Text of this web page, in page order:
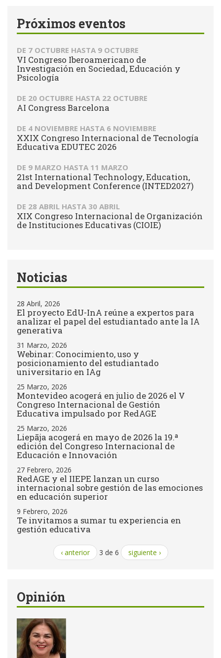
Próximos eventos
DE 7 OCTUBRE HASTA 9 OCTUBRE
VI Congreso Iberoamericano de
Investigación en Sociedad, Educación y
Psicología
DE 20 OCTUBRE HASTA 22 OCTUBRE
AI Congress Barcelona
DE 4 NOVIEMBRE HASTA 6 NOVIEMBRE
XXIX Congreso Internacional de Tecnología
Educativa EDUTEC 2026
DE 9 MARZO HASTA 11 MARZO
21st International Technology, Education,
and Development Conference (INTED2027)
DE 28 ABRIL HASTA 30 ABRIL
XIX Congreso Internacional de Organización
de Instituciones Educativas (CIOIE)
Noticias
28 Abril, 2026
El proyecto EdU-InA reúne a expertos para
analizar el papel del estudiantado ante la IA
generativa
31 Marzo, 2026
Webinar: Conocimiento, uso y
posicionamiento del estudiantado
universitario en IAg
25 Marzo, 2026
Montevideo acogerá en julio de 2026 el V
Congreso Internacional de Gestión
Educativa impulsado por RedAGE
25 Marzo, 2026
Liepāja acogerá en mayo de 2026 la 19.ª
edición del Congreso Internacional de
Educación e Innovación
27 Febrero, 2026
RedAGE y el IIEPE lanzan un curso
internacional sobre gestión de las emociones
en educación superior
9 Febrero, 2026
Te invitamos a sumar tu experiencia en
gestión educativa
‹ anterior 3 de 6 siguiente ›
Opinión